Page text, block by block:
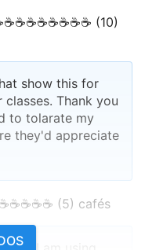
(10)
show this for
Thank you
to tolarate my
they'd appreciate
(5) cafés